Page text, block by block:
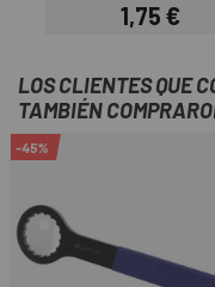
Precio
1,75 €
LOS CLIENTES QUE
TAMBIÉN
-45%